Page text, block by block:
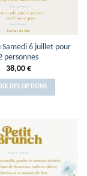
Samedi 6 juillet pour
personnes
38,00 €
DES OPTIONS